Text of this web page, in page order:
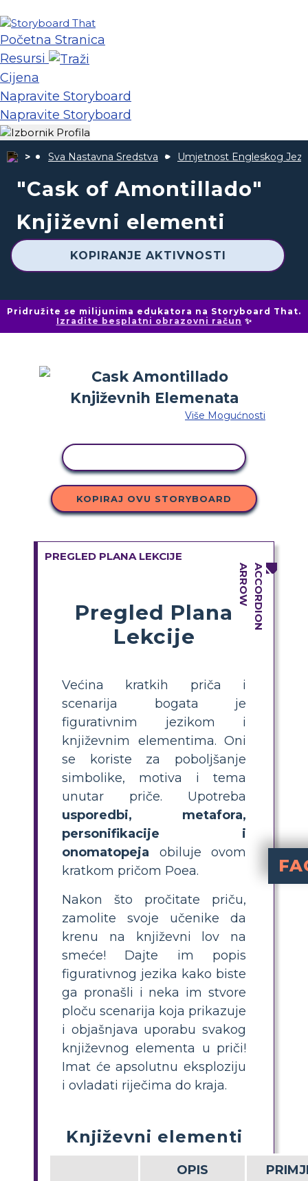
Početna Stranica
Resursi
Cijena
Napravite Storyboard
Napravite Storyboard
Sva Nastavna Sredstva Umjetnost Engleskog
"Cask of Amontillado"
Književni elementi
KOPIRANJE AKTIVNOSTI
Pridružite se milijunima edukatora na Storyboard That.
Izradite besplatni obrazovni račun ✨
Više Mogućnosti
KOPIRAJ OVU STORYBOARD
PREGLED PLANA LEKCIJE
Pregled Plana
Lekcije
Većina kratkih priča i
scenarija bogata je
figurativnim jezikom i
književnim elementima. Oni
se koriste za poboljšanje
simbolike, motiva i tema
unutar priče. Upotreba
usporedbi, metafora,
personifikacije i
onomatopeja obiluje ovom
kratkom pričom Poea.
Nakon što pročitate priču,
zamolite svoje učenike da
krenu na književni lov na
smeće! Dajte im popis
figurativnog jezika kako biste
ga pronašli i neka im stvore
ploču scenarija koja prikazuje
i objašnjava uporabu svakog
književnog elementa u priči!
Imat će apsolutnu eksploziju
i ovladati riječima do kraja.
Književni elementi
OPIS